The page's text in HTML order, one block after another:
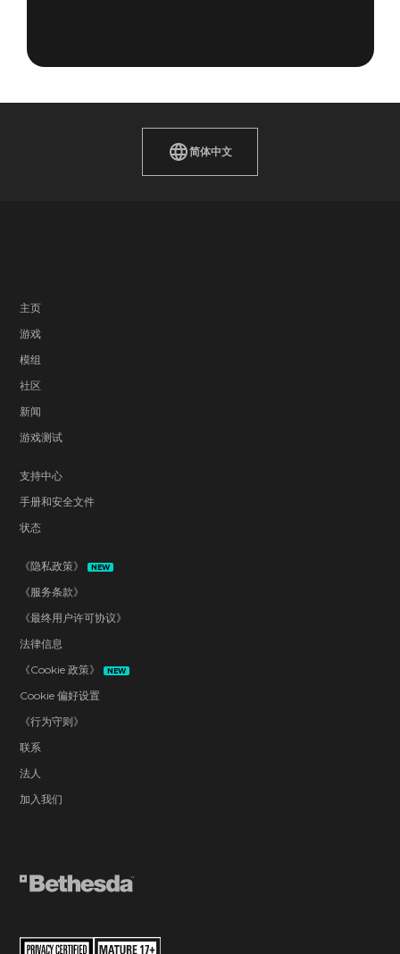
简体中文
主页
游戏
模组
社区
新闻
游戏测试
支持中心
手册和安全文件
状态
《隐私政策》 NEW
《服务条款》
《最终用户许可协议》
法律信息
《Cookie 政策》
NEW
Cookie 偏好设置
《行为守则》
联系
法人
加入我们